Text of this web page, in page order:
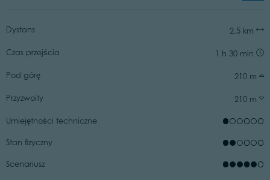
Dystans 2,5 km
Czas przejścia 1 h 30 min
Pod górę 210 m
Przyzwoity 210 m
Umiejętności techniczne
Stan fizyczny
Scenariusz